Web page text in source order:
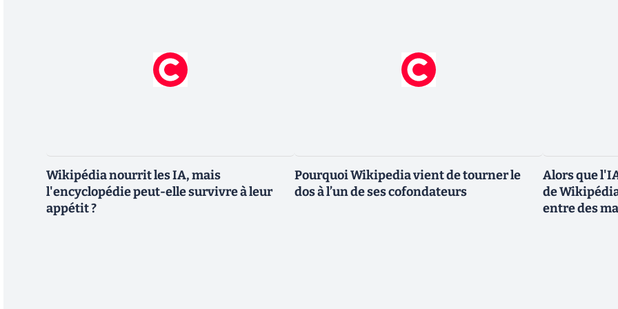
Wikipédia nourrit les IA, mais
l'encyclopédie peut-elle survivre à leur
appétit ?
Pourquoi Wikipedia vient de tourner le
dos à l’un de ses cofondateurs
Alors que
de
entre des